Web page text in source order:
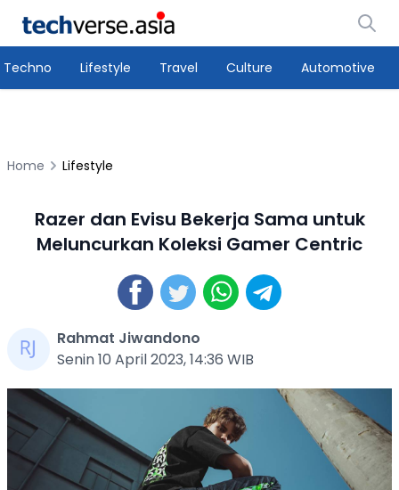
Techno Lifestyle Travel Culture Automotive
Home Lifestyle
Razer dan Evisu Bekerja Sama untuk
Meluncurkan Koleksi Gamer Centric
Rahmat Jiwandono
Senin 10 April 2023, 14:36 WIB